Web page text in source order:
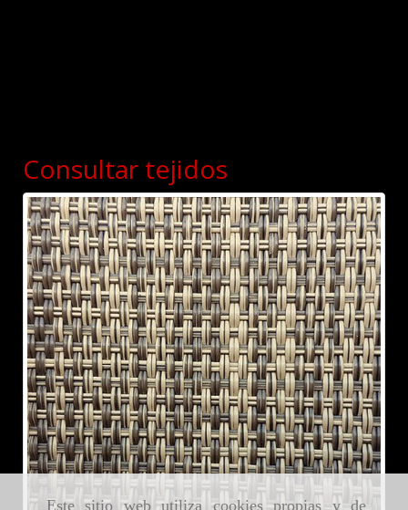
Este sitio web utiliza cookies propias y de
Consultar tejidos